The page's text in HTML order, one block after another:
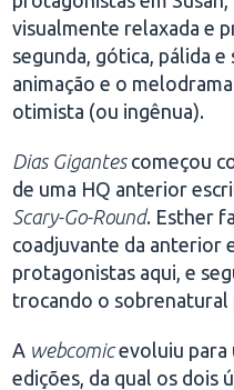
visualmente relaxada e
segunda, gótica, pálida
animação e o
otimista (ou ingênua).
Dias Gigantes começou
de uma HQ anterior
Scary-Go-Round. Esther
coadjuvante da anterior
protagonistas aqui, e
trocando o
A webcomicevoluiu para
edições, da qual os dois